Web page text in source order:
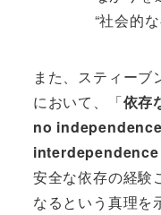
“社会的
また、スティーブ
において、「依存
no
interdependence
安全な依存の経験
なるという真理を